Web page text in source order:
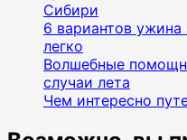
Сибири
6 вариантов
легко
Волшебные
случаи лета
Чем интересно